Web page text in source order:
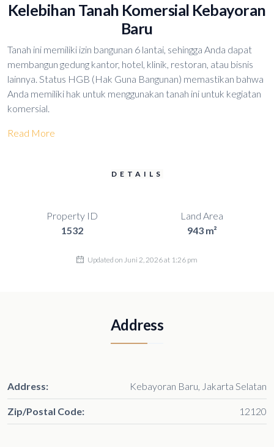
Kelebihan Tanah Komersial Kebayoran
Baru
Tanah ini memiliki izin bangunan 6 lantai, sehingga Anda dapat
membangun gedung kantor, hotel, klinik, restoran, atau bisnis
lainnya. Status HGB (Hak Guna Bangunan) memastikan bahwa
Anda memiliki hak untuk menggunakan tanah ini untuk kegiatan
komersial.
Read More
DETAILS
Property ID
1532
Land Area
943 m²
Updated on Juni 2, 2026 at 1:26 pm
Address
Address: Kebayoran Baru, Jakarta Selatan
Zip/Postal Code: 12120